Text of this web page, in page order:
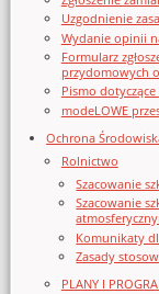
Uzgodnienie
Wydanie opinii
Formularz
przydomowych
Pismo
modeLOWE
Ochrona
Rolnictwo
Szacowanie
Szacowanie
Komunikaty
Zasady
PLANY I